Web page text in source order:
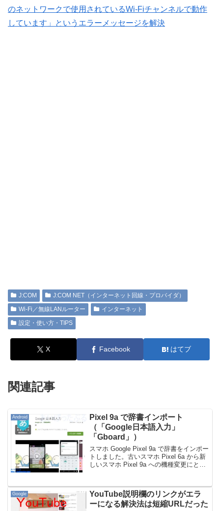
のネットワークで使用されているWi-Fiチャンネルで動作
しています」というエラーメッセージを解決
J:COM
J:COM NET（インターネット回線・プロバイダ）
Wi-Fi／無線LANルーター
インターネット
設定・使い方・TIPS
X Facebook はてブ
関連記事
Android
Pixel 9a で辞書インポート
（「Google日本語入力」
「Gboard」）
スマホ Google Pixel 9a で辞書をインポー
トしました。古いスマホ Pixel 6a から新
しいスマホ Pixel 9a への機種変更にとも
てきたPixel...
Google
YouTube説明欄のリンクがエラ
ーになる解決法は短縮URLだった